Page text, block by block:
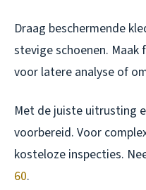
Draag beschermende
stevige schoenen. Maak
voor latere analyse of
Met de juiste uitrusting
voorbereid. Voor
kosteloze inspecties.
60.